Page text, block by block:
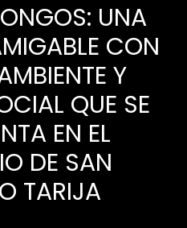
UNA
CON
Y
QUE SE
EN EL
DE SAN
TARIJA